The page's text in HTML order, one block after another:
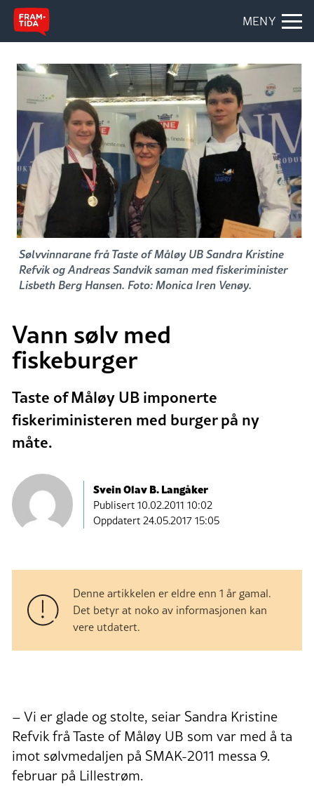
MENY
Sølvvinnarane frå Taste of Måløy UB Sandra Kristine
Refvik og Andreas Sandvik saman med fiskeriminister
Lisbeth Berg Hansen. Foto: Monica Iren Venøy.
Vann sølv med
fiskeburger
Taste of Måløy UB imponerte
fiskeriministeren med burger på ny
måte.
Svein Olav B. Langåker
Publisert10.02.2011 10:02
Oppdatert 24.05.2017 15:05
Denne artikkelen er eldre enn 1 år gamal.
Det betyr at noko av informasjonen kan
vere utdatert.
– Vi er glade og stolte, seiar Sandra Kristine
Refvik frå Taste of Måløy UB som var med å ta
imot sølvmedaljen på SMAK-2011 messa 9.
februar på Lillestrøm.